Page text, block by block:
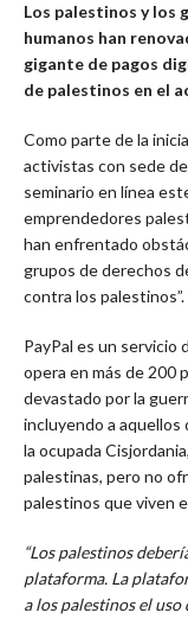
Los palestinos y los
humanos han
gigante de pagos
de palestinos en el
Como parte de la
activistas con sede
seminario en línea
emprendedores
han enfrentado
grupos de derechos
contra los palestinos”.
PayPal es un servicio
opera en más de 200
devastado por la
incluyendo a aquellos
la ocupada
palestinas, pero no
palestinos que viven
“Los palestinos
plataforma. La
a los palestinos el uso